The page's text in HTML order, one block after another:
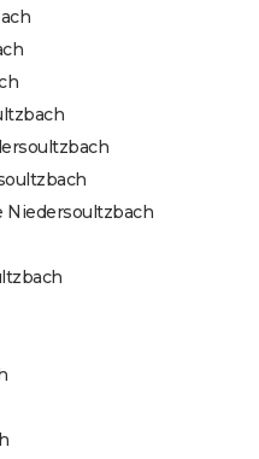
Niedersoultzbach